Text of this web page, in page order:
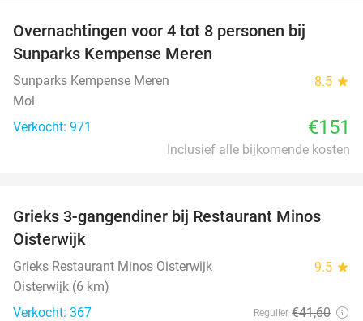
Overnachtingen voor 4 tot 8 personen bij
Sunparks Kempense Meren
Sunparks Kempense Meren 8.5 star
Mol
Verkocht: 971
€151
Inclusief alle bijkomende kosten
30%
Grieks 3-gangendiner bij Restaurant Minos
Oisterwijk
Grieks Restaurant Minos Oisterwijk 9.5 star
Oisterwijk (6 km)
Verkocht: 367
Regulier €41,60